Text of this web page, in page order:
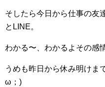
そしたら今日から仕事の友
とLINE。
わかる〜、わかるよその感
うめも昨日から休み明けま
ω；)